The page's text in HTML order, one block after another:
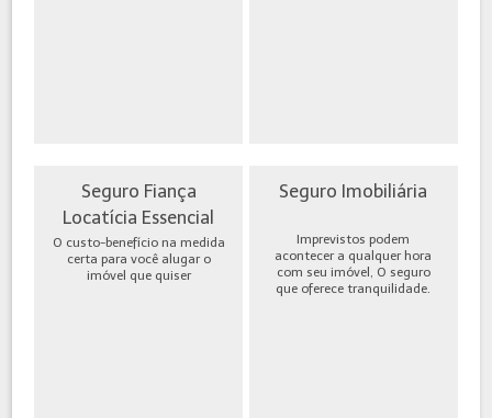
Seguro Fiança
Locatícia Essencial
O custo-benefício na medida
certa para você alugar o
imóvel que quiser
Seguro Imobiliária
Imprevistos podem
acontecer a qualquer hora
com seu imóvel, O seguro
que oferece tranquilidade.